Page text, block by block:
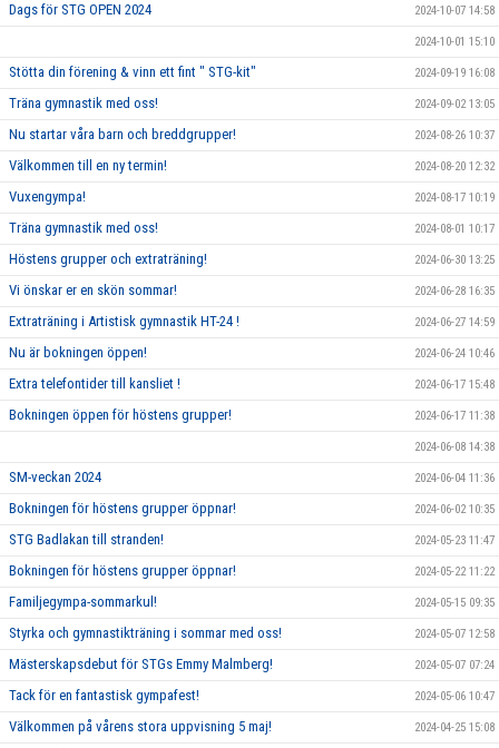
Dags för STG OPEN 2024 2024-10-07 14:58
2024-10-01 15:10
Stötta din förening & vinn ett fint " STG-kit" 2024-09-19 16:08
Träna gymnastik med oss! 2024-09-02 13:05
Nu startar våra barn och breddgrupper! 2024-08-26 10:37
Välkommen till en ny termin! 2024-08-20 12:32
Vuxengympa! 2024-08-17 10:19
Träna gymnastik med oss! 2024-08-01 10:17
Höstens grupper och extraträning! 2024-06-30 13:25
Vi önskar er en skön sommar! 2024-06-28 16:35
Extraträning i Artistisk gymnastik HT-24 ! 2024-06-27 14:59
Nu är bokningen öppen! 2024-06-24 10:46
Extra telefontider till kansliet ! 2024-06-17 15:48
Bokningen öppen för höstens grupper! 2024-06-17 11:38
2024-06-08 14:38
SM-veckan 2024 2024-06-04 11:36
Bokningen för höstens grupper öppnar! 2024-06-02 10:35
STG Badlakan till stranden! 2024-05-23 11:47
Bokningen för höstens grupper öppnar! 2024-05-22 11:22
Familjegympa-sommarkul! 2024-05-15 09:35
Styrka och gymnastikträning i sommar med oss! 2024-05-07 12:58
Mästerskapsdebut för STGs Emmy Malmberg! 2024-05-07 07:24
Tack för en fantastisk gympafest! 2024-05-06 10:47
Välkommen på vårens stora uppvisning 5 maj! 2024-04-25 15:08